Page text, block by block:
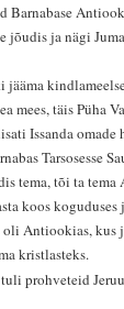
Barnabase
jõudis ja nägi
mees, täis Püha
Issanda omade
Tarsosesse
tema, tõi ta tema
koos
oli Antiookias, kus
kristlasteks.
prohveteid